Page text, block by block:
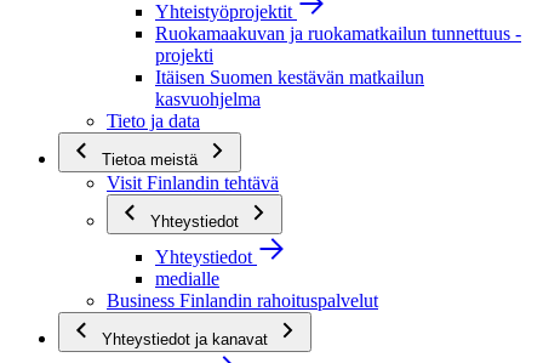
Yhteistyöprojektit
Ruokamaakuvan ja ruokamatkailun tunnettuus -
projekti
Itäisen Suomen kestävän matkailun
kasvuohjelma
Tieto ja data
Tietoa meistä
Visit Finlandin tehtävä
Yhteystiedot
Yhteystiedot
medialle
Business Finlandin rahoituspalvelut
Yhteystiedot ja kanavat